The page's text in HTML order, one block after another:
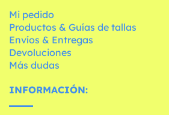
Mi pedido
Productos & Guías de tallas
Envíos & Entregas
Devoluciones
Más dudas
INFORMACIÓN: